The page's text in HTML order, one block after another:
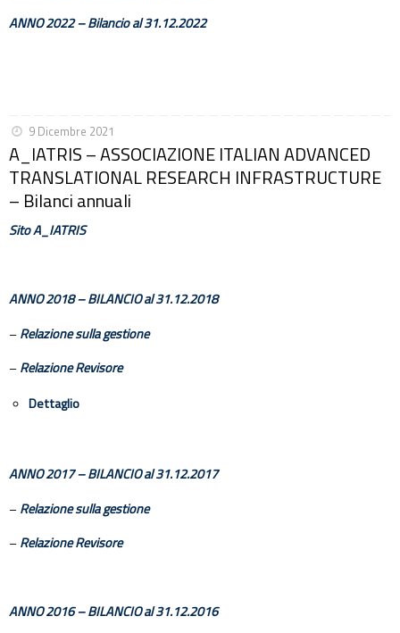
ANNO 2022 – Bilancio al 31.12.2022
9 Dicembre 2021
A_IATRIS – ASSOCIAZIONE ITALIAN ADVANCED
TRANSLATIONAL RESEARCH INFRASTRUCTURE
– Bilanci annuali
Sito A_IATRIS
ANNO 2018– BILANCIO al 31.12.2018
–Relazione sulla gestione
–Relazione Revisore
Dettaglio
ANNO 2017– BILANCIO al 31.12.2017
–Relazione sulla gestione
–Relazione Revisore
ANNO 2016– BILANCIO al 31.12.2016